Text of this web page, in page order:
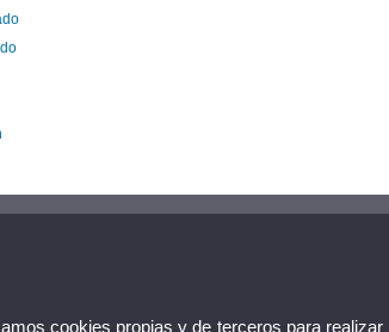
cookies propias y de terceros para realizar